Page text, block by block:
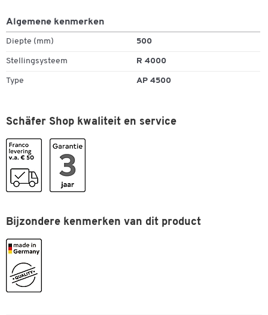
Algemene kenmerken
Diepte (mm) 500
Stellingsysteem R 4000
Type AP 4500
Schäfer Shop kwaliteit en service
Bijzondere kenmerken van dit product